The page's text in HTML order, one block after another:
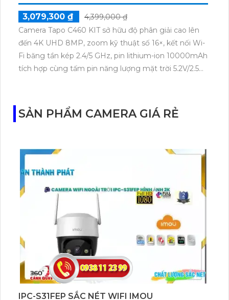
3,079,300 ₫
4,399,000 ₫
Camera Tapo C460 KIT sở hữu độ phân giải cao lên
đến 4K UHD 8MP, zoom kỹ thuật số 16×, kết nối Wi-
Fi băng tần kép 2.4/5 GHz, pin lithium-ion 10000mAh
tích hợp cùng tấm pin năng lượng mặt trời 5.2V/2.5W.
SẢN PHẨM CAMERA GIÁ RẺ
IPC-S31FEP SẮC NÉT WIFI IMOU